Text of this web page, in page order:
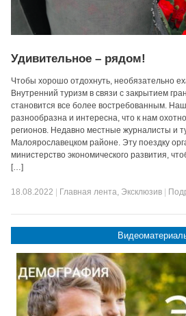
Удивительное – рядом!
Чтобы хорошо отдохнуть, необязательно
Внутренний туризм в связи с закрытием
становится все более востребованным.
разнообразна и интересна, что к нам
регионов. Недавно местные журналисты и
Малоярославецком районе. Эту поездку
министерство экономического развития,
[…]
18.08.2022 Главная лента, Эксклюзив